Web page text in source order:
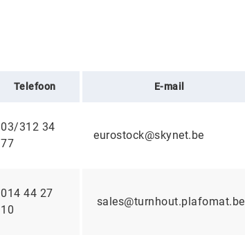
Telefoon E-mail
03/312 34
77
eurostock@skynet.be
014 44 27
10
sales@turnhout.plafomat.be